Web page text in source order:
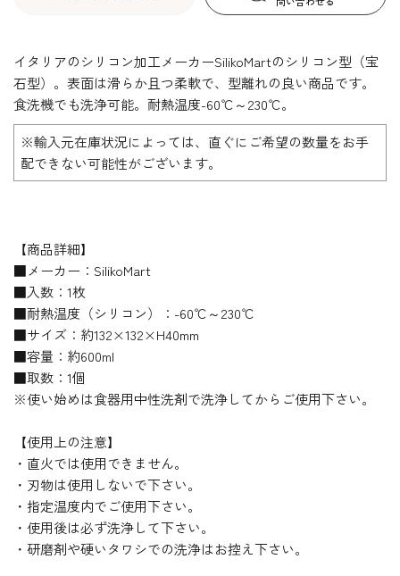
イタリアのシリコン加工メーカーSilikoMartのシリコン型（宝
石型）。表面は滑らか且つ柔軟で、型離れの良い商品です。
食洗機でも洗浄可能。耐熱温度-60℃～230℃。
※輸入元在庫状況によっては、直ぐにご希望の数量をお手
配できない可能性がございます。
【商品詳細】
■メーカー：SilikoMart
■入数：1枚
■耐熱温度（シリコン）：-60℃～230℃
■サイズ：約132×132×H40mm
■容量：約600ml
■取数：1個
※使い始めは食器用中性洗剤で洗浄してからご使用下さい。
【使用上の注意】
・直火では使用できません。
・刃物は使用しないで下さい。
・指定温度内でご使用下さい。
・使用後は必ず洗浄して下さい。
・研磨剤や硬いタワシでの洗浄はお控え下さい。